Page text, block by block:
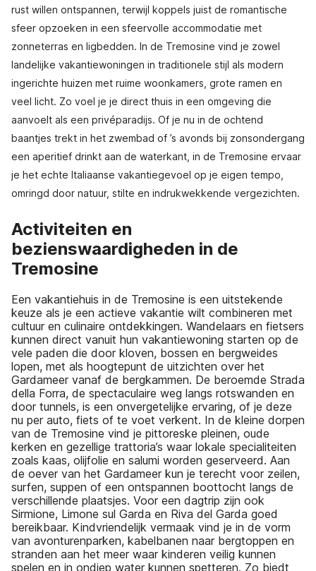
rust willen ontspannen, terwijl koppels juist de romantische
sfeer opzoeken in een sfeervolle accommodatie met
zonneterras en ligbedden. In de Tremosine vind je zowel
landelijke vakantiewoningen in traditionele stijl als modern
ingerichte huizen met ruime woonkamers, grote ramen en
veel licht. Zo voel je je direct thuis in een omgeving die
aanvoelt als een privéparadijs. Of je nu in de ochtend
baantjes trekt in het zwembad of ’s avonds bij zonsondergang
een aperitief drinkt aan de waterkant, in de Tremosine ervaar
je het echte Italiaanse vakantiegevoel op je eigen tempo,
omringd door natuur, stilte en indrukwekkende vergezichten.
Activiteiten en
bezienswaardigheden in de
Tremosine
Een vakantiehuis in de Tremosine is een uitstekende
keuze als je een actieve vakantie wilt combineren met
cultuur en culinaire ontdekkingen. Wandelaars en fietsers
kunnen direct vanuit hun vakantiewoning starten op de
vele paden die door kloven, bossen en bergweides
lopen, met als hoogtepunt de uitzichten over het
Gardameer vanaf de bergkammen. De beroemde Strada
della Forra, de spectaculaire weg langs rotswanden en
door tunnels, is een onvergetelijke ervaring, of je deze
nu per auto, fiets of te voet verkent. In de kleine dorpen
van de Tremosine vind je pittoreske pleinen, oude
kerken en gezellige trattoria’s waar lokale specialiteiten
zoals kaas, olijfolie en salumi worden geserveerd. Aan
de oever van het Gardameer kun je terecht voor zeilen,
surfen, suppen of een ontspannen boottocht langs de
verschillende plaatsjes. Voor een dagtrip zijn ook
Sirmione, Limone sul Garda en Riva del Garda goed
bereikbaar. Kindvriendelijk vermaak vind je in de vorm
van avonturenparken, kabelbanen naar bergtoppen en
stranden aan het meer waar kinderen veilig kunnen
spelen en in ondiep water kunnen spetteren. Zo biedt